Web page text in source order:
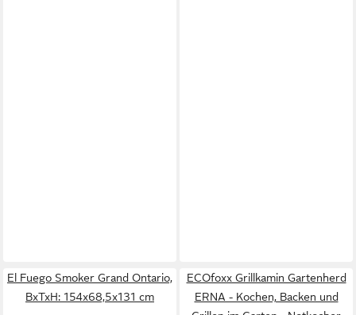
El Fuego Smoker Grand Ontario,
BxTxH: 154x68,5x131 cm
ECOfoxx Grillkamin Gartenherd
ERNA - Kochen, Backen und